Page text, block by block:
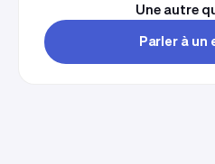
Une autre
Parler à un